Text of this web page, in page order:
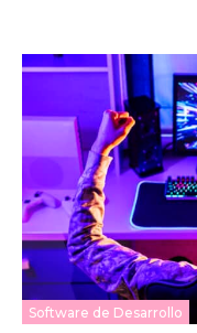
Software de Desarrollo